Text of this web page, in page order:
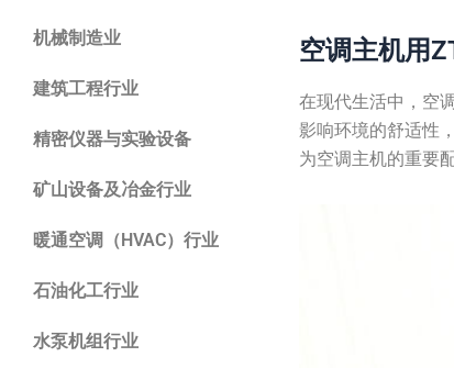
机械制造业
建筑工程行业
精密仪器与实验设备
矿山设备及冶金行业
暖通空调（HVAC）行业
石油化工行业
水泵机组行业
空调主机用
在现代生活中，空
影响环境的舒适性
为空调主机的重要